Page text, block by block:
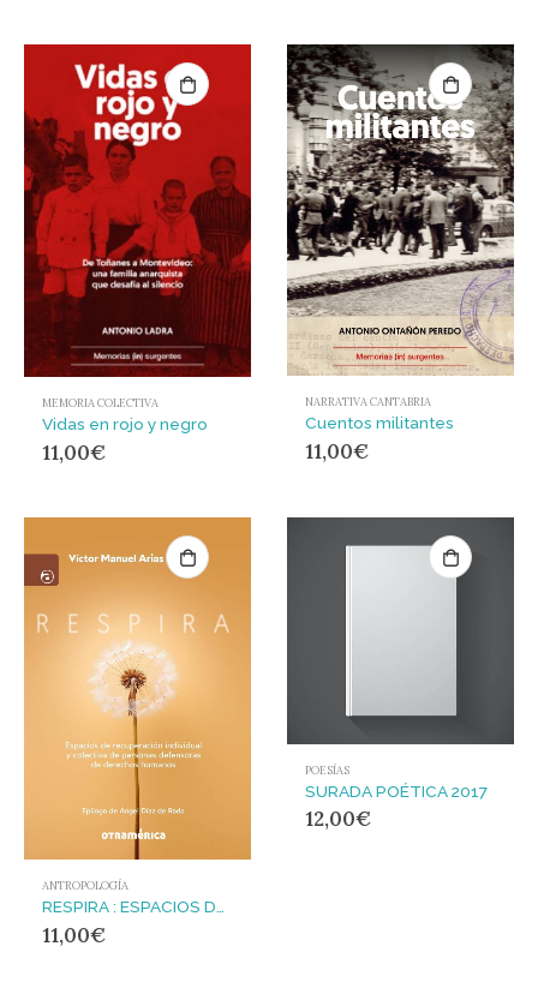
MEMORIA COLECTIVA
Vidas en rojo y negro
11,00€
NARRATIVA CANTABRIA
Cuentos militantes
11,00€
ANTROPOLOGÍA
RESPIRA : ESPACIOS DE RECUPERACIÓN INDIVIDUAL Y COLECTIVA DE PERSONAS DEFENSORAS DE DERECH
11,00€
POESÍAS
SURADA POÉTICA 2017
12,00€